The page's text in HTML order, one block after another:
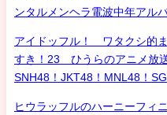
ンタルメンヘラ電波中年アル
アイドッフル！ ワタクシ的
すき！23 ひうらのアニメ放
SNH48！JKT48！MNL48！
ヒウラッフルのハーニーフィ